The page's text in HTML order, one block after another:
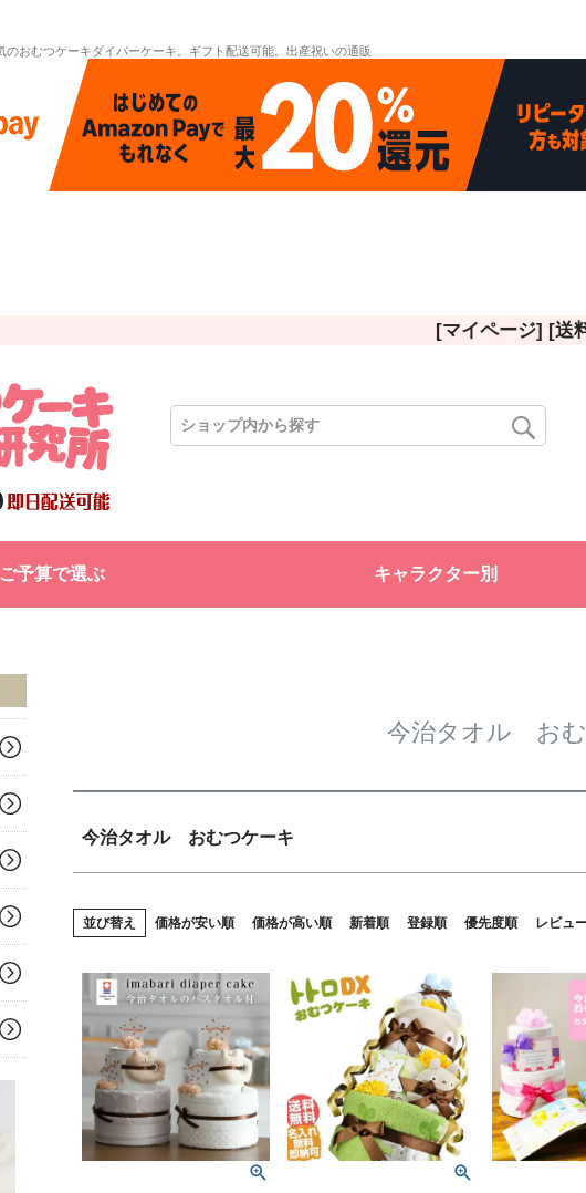
のおむつケーキダイパーケーキ。ギフト配送可能。出産祝いの通販
[マイページ] [送
ご予算で選ぶ キャラクター別
今治タオル おむ
今治タオル おむつケーキ
並び替え 価格が安い順 価格が高い順 新着順 登録順 優先度順 レビュ